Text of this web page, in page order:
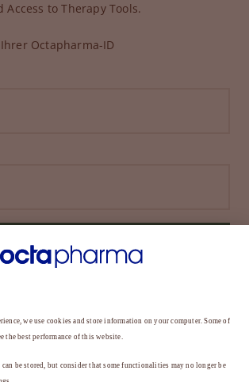
Access to Therapy Tools.
Octapharma-ID
ANMELDEN